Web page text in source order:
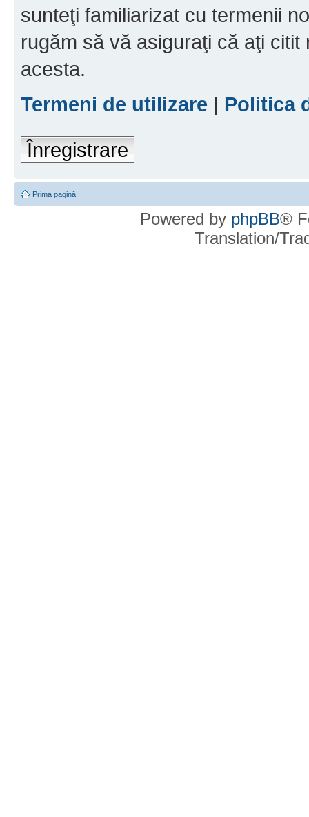
sunteţi familiarizat cu termenii
rugăm să vă asiguraţi că aţi
acesta.
Termeni de utilizare | Politica
Înregistrare
Prima pagină
Powered by phpBB®
Translation/